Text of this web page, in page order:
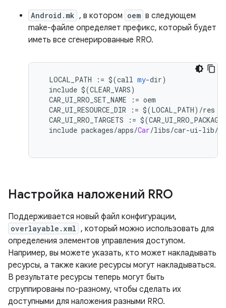
Android.mk , в котором oem в следующем
make-файле определяет префикс, который будет
иметь все сгенерированные RRO.
LOCAL_PATH := $(call my-dir)
include $(CLEAR_VARS)
CAR_UI_RRO_SET_NAME
:= oem
CAR_UI_RESOURCE_DIR
:= $(LOCAL_PATH)/res
CAR_UI_RRO_TARGETS
:= $(
include packages/apps/Car/libs/car-ui-lib/
Настройка наложений RRO
Поддерживается новый файл конфигурации,
overlayable.xml , который можно использовать для
определения элементов управления доступом.
Например, вы можете указать, кто может накладывать
ресурсы, а также какие ресурсы могут накладываться.
В результате ресурсы теперь могут быть
сгруппированы по-разному, чтобы сделать их
доступными для наложения разными RRO.